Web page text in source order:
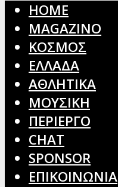
HOME
MAGAZINO
ΚΟΣΜΟΣ
ΕΛΛΑΔΑ
ΑΘΛΗΤΙΚΑ
ΜΟΥΣΙΚΗ
ΠΕΡΙΕΡΓΟ
CHAT
SPONSOR
ΕΠΙΚΟΙΝΩΝΙΑ